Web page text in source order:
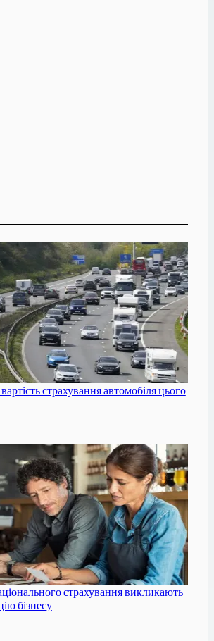
страхування автомобіля цього
страхування викликають
бізнесу